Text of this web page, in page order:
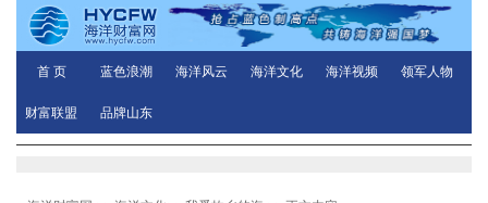
首 页 蓝色浪潮 海洋风云 海洋文化 海洋视频 领军人物
财富联盟 品牌山东